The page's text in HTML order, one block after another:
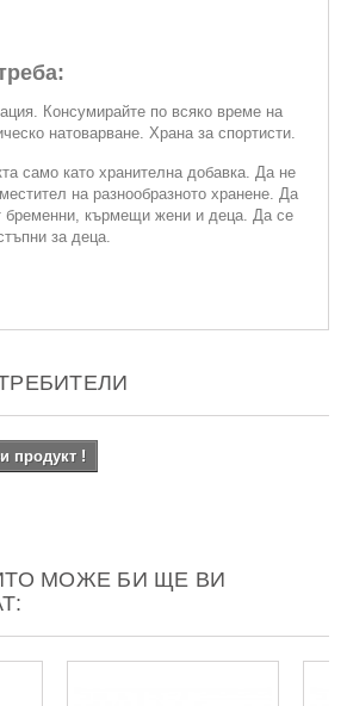
Консумирайте по всяко време на
натоварване. Храна за спортисти.
само като хранителна добавка. Да не
на разнообразното хранене. Да
бременни, кърмещи жени и деца. Да се
за деца.
продукт !
МОЖЕ БИ ЩЕ ВИ